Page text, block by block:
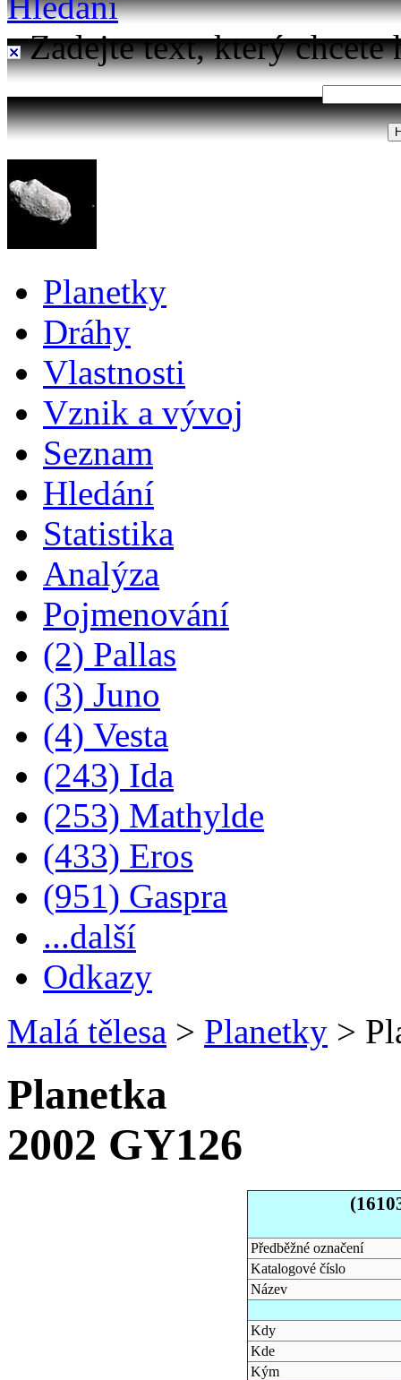
Zadejte text, který chcete
Planetky
Dráhy
Vlastnosti
Vznik a vývoj
Seznam
Hledání
Statistika
Analýza
Pojmenování
(2) Pallas
(3) Juno
(4) Vesta
(243) Ida
(253) Mathylde
(433) Eros
(951) Gaspra
...další
Odkazy
Malá tělesa > Planetky >
Planetka
2002 GY126
Předběžné označení
Katalogové číslo
Název
Kdy
Kde
Kým